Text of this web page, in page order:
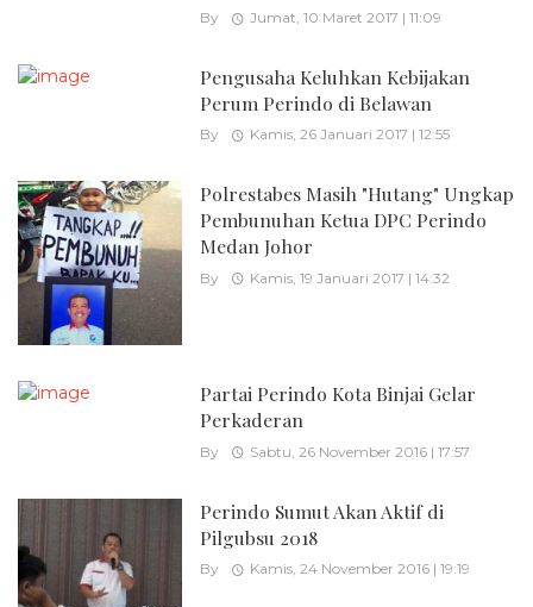
By Jumat, 10 Maret 2017 | 11:09
Pengusaha Keluhkan Kebijakan
Perum Perindo di Belawan
By Kamis, 26 Januari 2017 | 12:55
Polrestabes Masih "Hutang" Ungkap
Pembunuhan Ketua DPC Perindo
Medan Johor
By Kamis, 19 Januari 2017 | 14:32
Partai Perindo Kota Binjai Gelar
Perkaderan
By Sabtu, 26 November 2016 | 17:57
Perindo Sumut Akan Aktif di
Pilgubsu 2018
By Kamis, 24 November 2016 | 19:19